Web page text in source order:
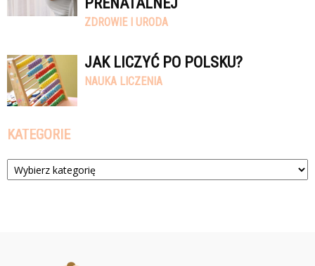
ZDROWIE I URODA
JAK LICZYĆ PO POLSKU?
NAUKA LICZENIA
KATEGORIE
Kategorie